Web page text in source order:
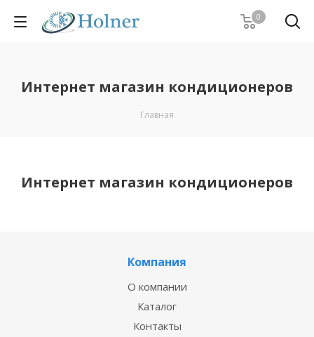
0
Интернет магазин кондиционеров
Главная
Интернет магазин кондиционеров
Компания
О компании
Каталог
Контакты